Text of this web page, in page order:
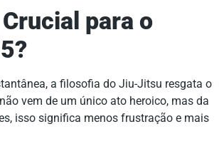
para o
a filosofia do Jiu-Jitsu resgata o
vem de um único ato heroico, mas da
isso significa menos frustração e mais